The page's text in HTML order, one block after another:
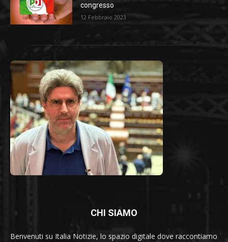
congresso
12 Febbraio 2023
CHI SIAMO
Benvenuti su Italia Notizie, lo spazio digitale dove raccontiamo